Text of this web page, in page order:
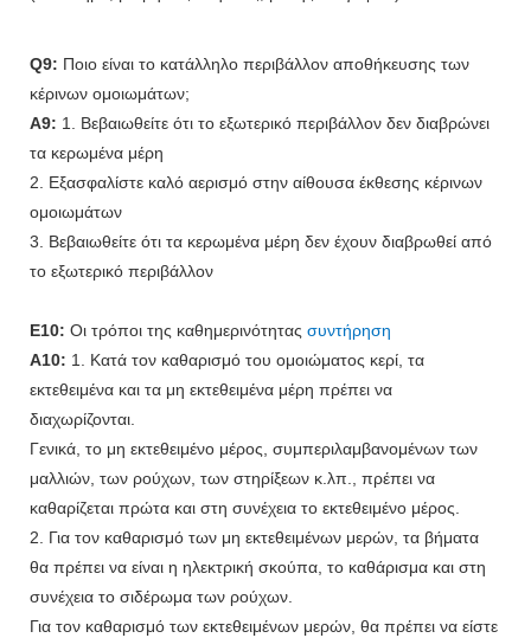
Q9: Ποιο είναι το κατάλληλο περιβάλλον αποθήκευσης των
κέρινων ομοιωμάτων;
A9: 1. Βεβαιωθείτε ότι το εξωτερικό περιβάλλον δεν διαβρώνει
τα κερωμένα μέρη
2. Εξασφαλίστε καλό αερισμό στην αίθουσα έκθεσης κέρινων
ομοιωμάτων
3. Βεβαιωθείτε ότι τα κερωμένα μέρη δεν έχουν διαβρωθεί από
το εξωτερικό περιβάλλον
Ε10: Οι τρόποι της καθημερινότητας συντήρηση
A10: 1. Κατά τον καθαρισμό του ομοιώματος κερί, τα
εκτεθειμένα και τα μη εκτεθειμένα μέρη πρέπει να
διαχωρίζονται.
Γενικά, το μη εκτεθειμένο μέρος, συμπεριλαμβανομένων των
μαλλιών, των ρούχων, των στηρίξεων κ.λπ., πρέπει να
καθαρίζεται πρώτα και στη συνέχεια το εκτεθειμένο μέρος.
2. Για τον καθαρισμό των μη εκτεθειμένων μερών, τα βήματα
θα πρέπει να είναι η ηλεκτρική σκούπα, το καθάρισμα και στη
συνέχεια το σιδέρωμα των ρούχων.
Για τον καθαρισμό των εκτεθειμένων μερών, θα πρέπει να είστε